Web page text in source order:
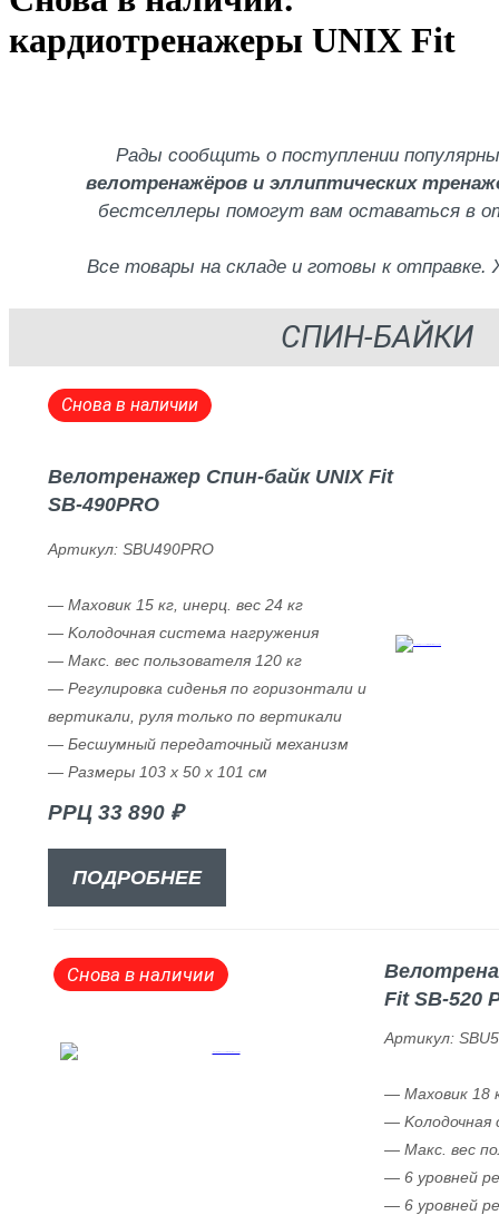
кардиотренажеры UNIX Fit
Рады сообщить о поступлении
велотренажёров и эллиптических
бестселлеры помогут вам оставаться в
Все товары на складе и готовы к
СПИН-БАЙКИ
Снова в наличии
Велотренажер Спин-байк UNIX Fit
SB-490PRO
Артикул: SBU490PRO
— Маховик 15 кг, инерц. вес 24 кг
— Kолодочная система нагружения
— Макс. вес пользователя 120 кг
— Регулировка сиденья по горизонтали и
вертикали, руля только по вертикали
— Бесшумный передаточный механизм
— Размеры 103 x 50 x 101 см
РРЦ 33 890 ₽
ПОДРОБНЕЕ
Снова в наличии
Fit SB-520
Артикул:
— Маховик 18
— Kолодочная
— Макс. вес
— 6 уровней
— 6 уровней